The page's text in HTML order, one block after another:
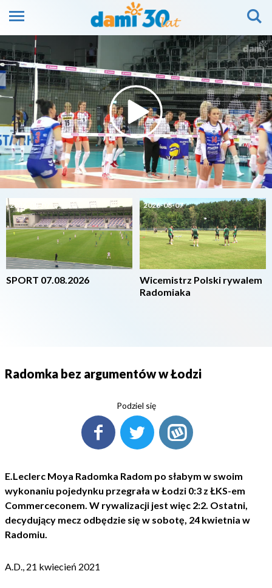
2026-08-07
SPORT 07.08.2026
2026-08-07
Wicemistrz Polski rywalem
Radomiaka
Radomka bez argumentów w Łodzi
Podziel się
E.Leclerc Moya Radomka Radom po słabym w swoim
wykonaniu pojedynku przegrała w Łodzi 0:3 z ŁKS-em
Commerceconem. W rywalizacji jest więc 2:2. Ostatni,
decydujący mecz odbędzie się w sobotę, 24 kwietnia w
Radomiu.
A.D., 21 kwiecień 2021